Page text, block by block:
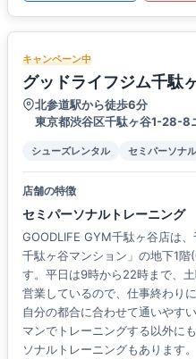
キャンペーン中
グッドライフジム千駄
北参道駅から徒歩6分
東京都渋谷区千駄ヶ谷1-28-8
シューズレンタル セミパーソナル
店舗の特徴
セミパーソナルトレーニング
GOODLIFE GYM千駄ヶ谷店は
千駄ヶ谷マンション」の地下1
す。平日は9時から22時まで、
営業しているので、仕事終わり
自分の都合に合わせて通いやす
マンでトレーニングする以外に
ソナルトレーニングもあります